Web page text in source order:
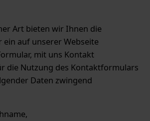
Art bieten wir Ihnen die
auf unserer Webseite
mit uns Kontakt
die Nutzung des Kontaktformulars
Daten zwingend